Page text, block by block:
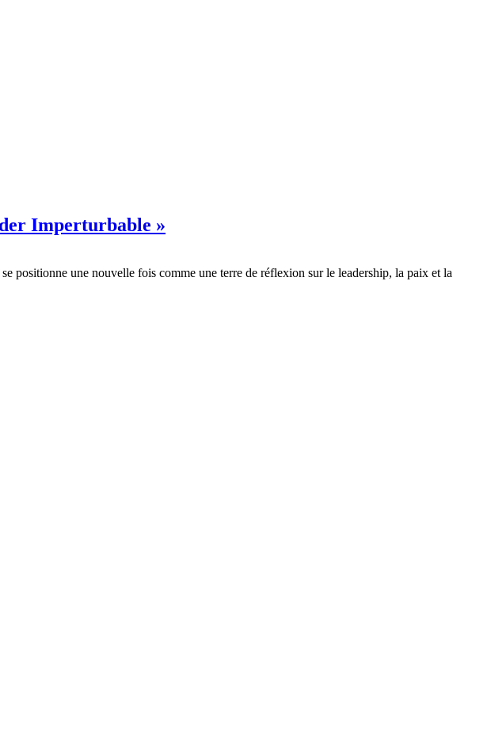
Imperturbable »
positionne une nouvelle fois comme une terre de réflexion sur le leadership, la paix et la